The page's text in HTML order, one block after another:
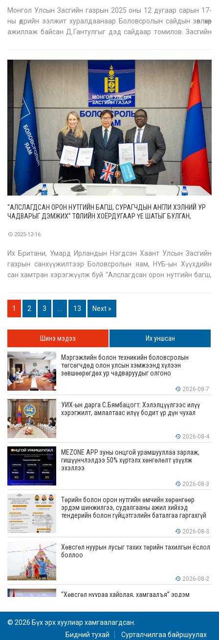
Монгол Улсын Засгийн газрын 2025 оны 12 дугаар сарын 17-
ны өдрийн ээлжит хуралдаанаар Боловсролын сайдын зөвлөхөөр
ажиллаж байсан Д.Гантулгыг дэд сайдаар томилов. Засгийн
хүрэлцэн ирж Засгийн газр
“АЛСЛАГДСАН ОРОН НУТГИЙН БАГШ, СУРАГЧДЫН АНГЛИ ХЭЛНИЙ УР
ЧАДВАРЫГ ДЭМЖИХ” ТӨСЛИЙН ХОЁРДУГААР ҮЕ ШАТЫГ БУЛГАН,
2025-12-16
Их Британи, Умард Ирландын Нэгдсэн Хаант Улсын Засгийн
газрын санхүүжилтээр Боловсролын яам, НҮБ-ын Хүүхдийн
сан хамтран хэрэгжүүлж буй “Алслагдсан орон нутгийн багш,
Гэрээ байгуула
1 2 3 13 Next »
Шинэ мэдээ Их уншсан
Мэргэжлийн болон техникийн боловсролын
төгсөгчдөд олон улсын хэмжээнд хүлээн
зөвшөөрөгдөх ур чадваруудыг олгоно
2026-08-7
УИХ-ын дарга С.Бямбацогт: Хэлэлцүүлгээс илүү
хэрэгжилт, амлалтаас илүү бодит үр дүн чухал
2026-08-4
MEZONE APP зуны онцгой урамшууллаа зарлаж,
гишүүнчлэлдээ 50% хүртэлх хөнгөлөлт үзүүлж
эхэллээ
2026-08-3
Төрийн болон орон нутгийн өмчийн хөрөнгөөр
эрдэм шинжилгээ, судалгааны ажил хийхэд
тендерийн болон гүйцэтгэлийн баталгаа гаргахгүй
2026-08-3
Хөвсгөл нуурын лусыг тахих төрийн тахилгын ёслол
боллоо
2026-08-2
“Хөвсгөл нуураа хайрлая, хамгаалъя” эрдэм
© 2026 Бүх эрх хуулиар хамгаалагдсан.
Бидний тухай
Сурталчилгаа байршуулах